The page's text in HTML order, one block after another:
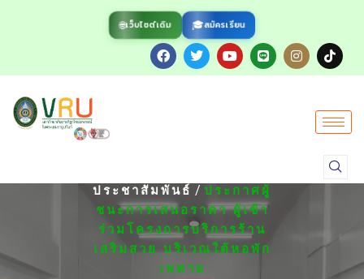
🌐เว็บไซต์เดิม 🎓สมัครเรียน
ประชาสัมพันธ์ / ประกาศผู้
ชนะการเสนอราคา ผู้เข้า
ร่วมโครงการบริการร้าน
เสริมสวย บริเวณใต้หอพัก
เพทาย